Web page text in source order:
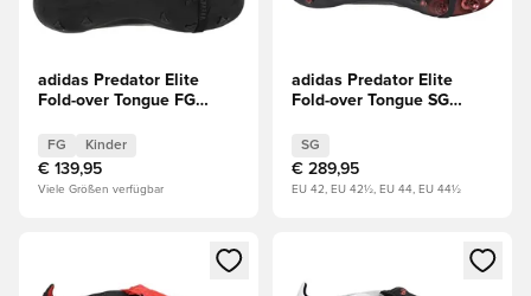
adidas Predator Elite
Fold-over Tongue FG
LIMITED EDITION
FG Kinder
€ 139,95
Viele Größen verfügbar
adidas Predator Elite
Fold-over Tongue SG
EDITION
SG
€ 289,95
EU 42, EU 42½, EU 44, EU 44½
Öffnet ein Fenster zum Anmelden oder Registrieren als
Öffnet ein Fenster zum